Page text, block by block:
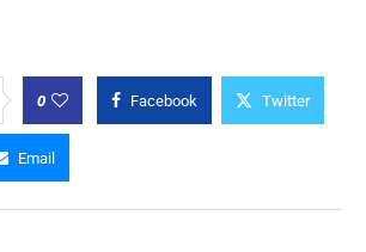
0 Facebook Twitter
Email